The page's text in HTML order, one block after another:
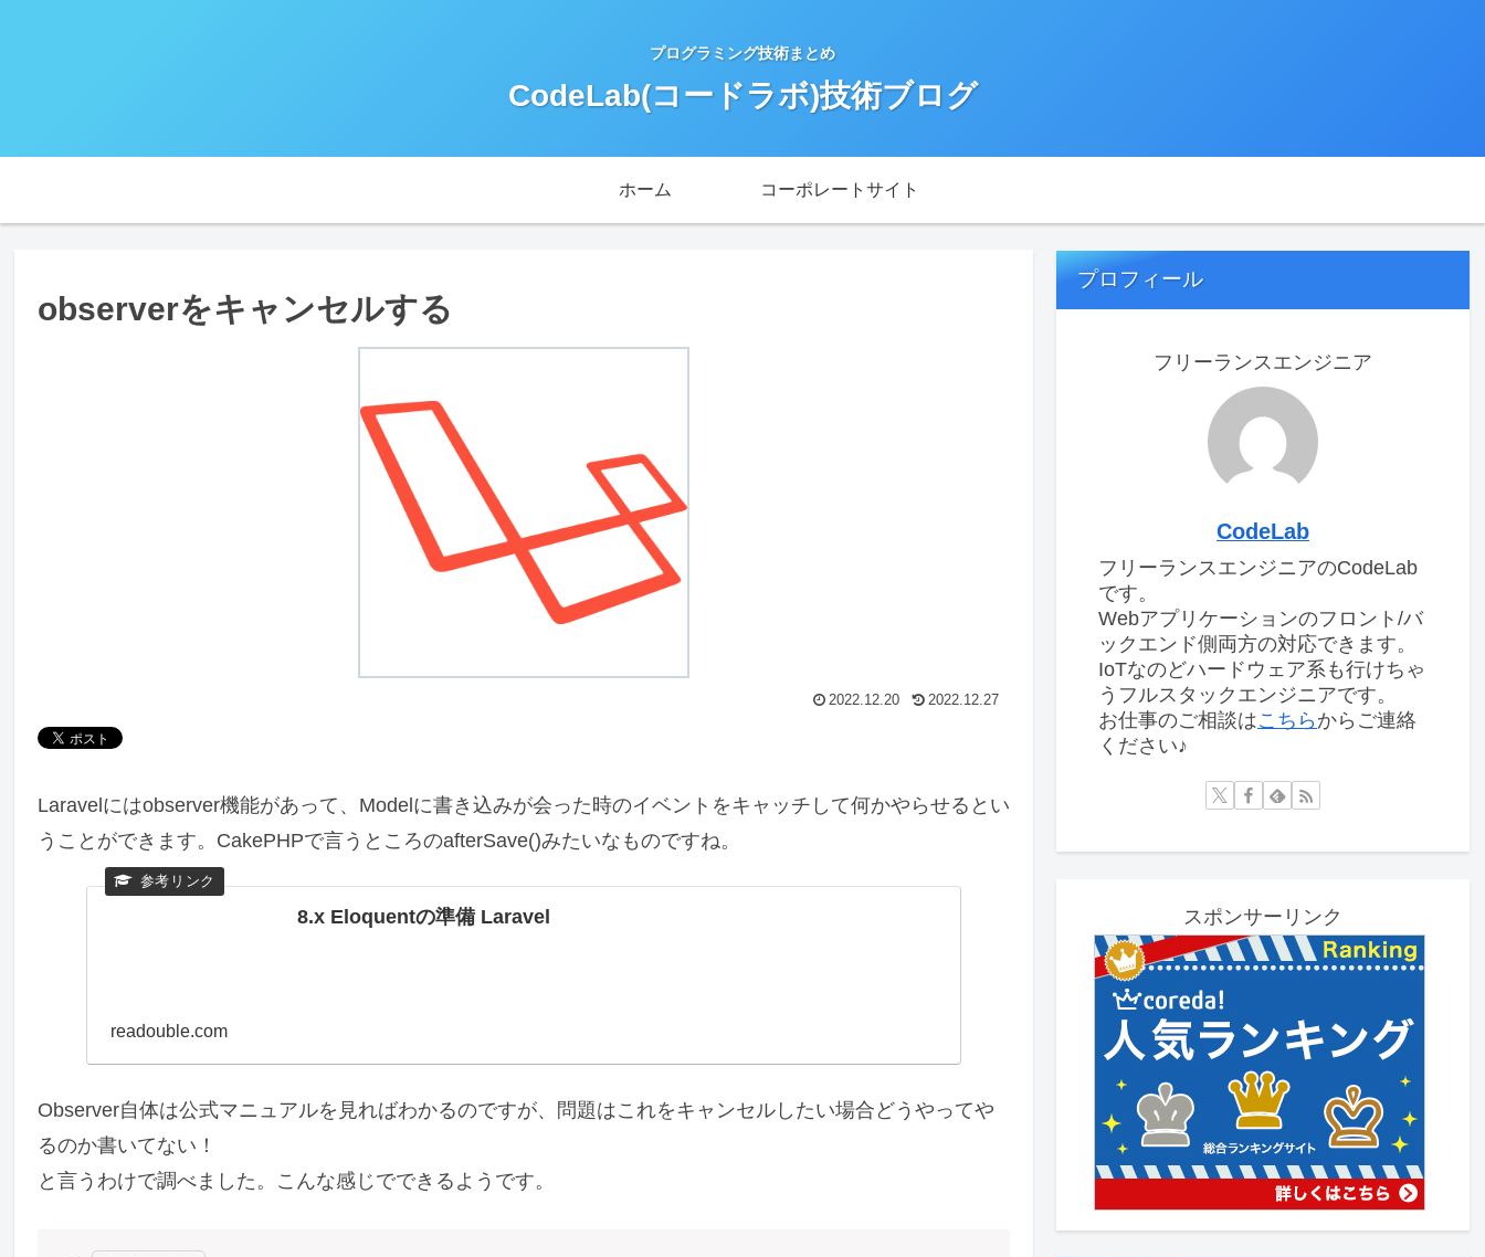
プログラミング技術まとめ
CodeLab(コードラボ)技術ブログ
ホーム コーポレートサイト
observerをキャンセルする
2022.12.20 2022.12.27
Laravelにはobserver機能があって、Modelに書き込みが会った時のイベントをキャッチして何かやらせるとい
うことができます。CakePHPで言うところのafterSave()みたいなものですね。
8.x Eloquentの準備 Laravel
readouble.com
Observer自体は公式マニュアルを見ればわかるのですが、問題はこれをキャンセルしたい場合どうやってや
るのか書いてない！
と言うわけで調べました。こんな感じでできるようです。
プロフィール
フリーランスエンジニア
CodeLab
フリーランスエンジニアのCodeLab
です。
Webアプリケーションのフロント/バ
ックエンド側両方の対応できます。
IoTなのどハードウェア系も行けちゃ
うフルスタックエンジニアです。
お仕事のご相談はこちら からご連絡
ください♪
スポンサーリンク